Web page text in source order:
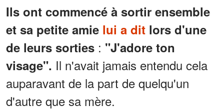
Ils ont commencé à sortir ensemble
et sa petite amie lui a dit lors d'une
de leurs sorties : "J'adore ton
visage". Il n'avait jamais entendu cela
auparavant de la part de quelqu'un
d'autre que sa mère.